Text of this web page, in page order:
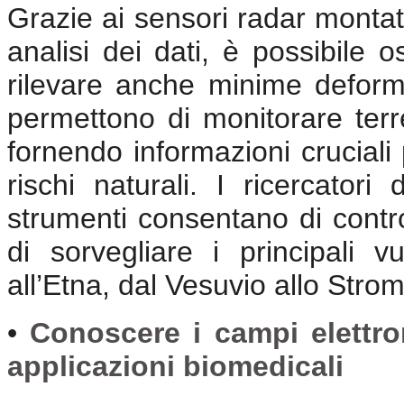
Grazie ai sensori radar
analisi dei dati, è possibile
rilevare anche minime
permettono di monitorare
fornendo informazioni
rischi naturali. I ricercatori
strumenti consentano di
di sorvegliare i principali
all’Etna, dal Vesuvio allo
• Conoscere i campi
applicazioni biomedicali